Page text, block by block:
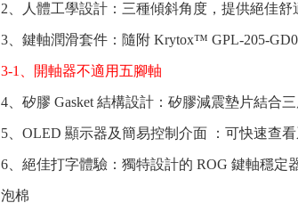
2、人體工學設計：三種傾斜角度，提供絕佳舒
3、鍵軸潤滑套件：隨附 Krytox™ GPL-205-
3-1 開軸器不適用五腳軸
4、矽膠 Gasket 結構設計：矽膠減震墊片結合
5、OLED 顯示器及簡易控制介面 ：可快速查
6、絕佳打字體驗：獨特設計的 ROG 鍵軸穩
泡棉